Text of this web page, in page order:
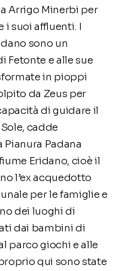
Arrigo Minerbi per
i suoi affluenti. I
sono un
Fetonte e alle sue
in pioppi
da Zeus per
di guidare il
cadde
Padana
Eridano, cioè il
l’ex acquedotto
per le famiglie e
dei luoghi di
dai bambini di
parco giochi e alle
qui sono state